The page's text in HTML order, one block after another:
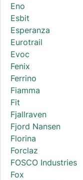
Eno
Esbit
Esperanza
Eurotrail
Evoc
Fenix
Ferrino
Fiamma
Fit
Fjallraven
Fjord Nansen
Florina
Forclaz
FOSCO Industries
Fox